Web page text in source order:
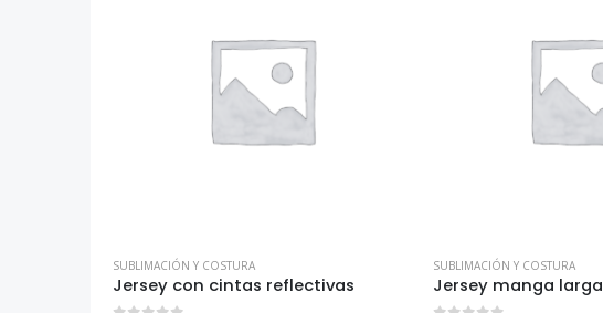
SUBLIMACIÓN Y COSTURA
Jersey con cintas reflectivas
SUBLIMACIÓN Y COSTURA
Jersey manga larga